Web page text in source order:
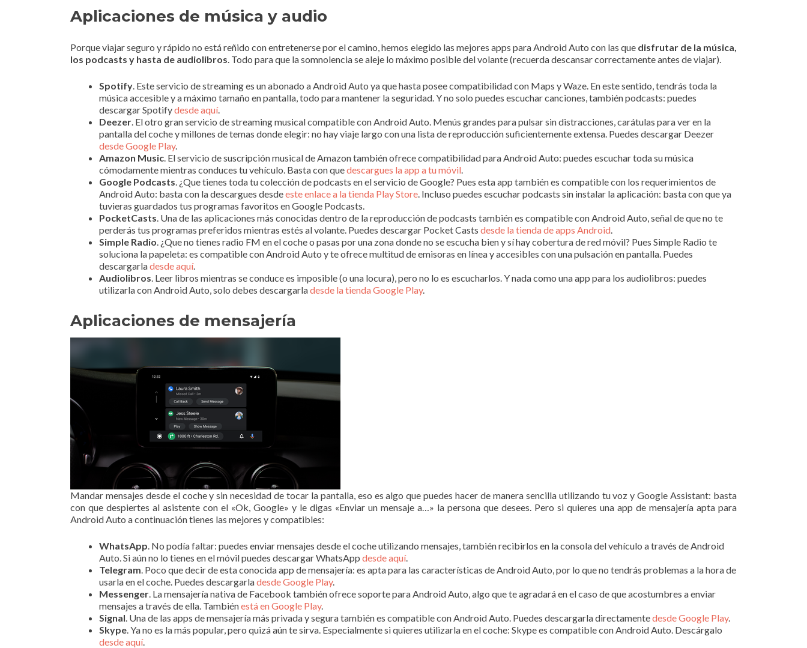
Aplicaciones de música y audio
Porque viajar seguro y rápido no está reñido con entretenerse por el camino, hemos elegido las mejores apps para Android Auto con las que disfrutar de la música,
los podcasts y hasta de audiolibros. Todo para que la somnolencia se aleje lo máximo posible del volante (recuerda descansar correctamente antes de viajar).
Spotify. Este servicio de streaming es un abonado a Android Auto ya que hasta posee compatibilidad con Maps y Waze. En este sentido, tendrás toda la
música accesible y a máximo tamaño en pantalla, todo para mantener la seguridad. Y no solo puedes escuchar canciones, también podcasts: puedes
descargar Spotifydesde aquí.
Deezer. El otro gran servicio de streaming musical compatible con Android Auto. Menús grandes para pulsar sin distracciones, carátulas para ver en la
pantalla del coche y millones de temas donde elegir: no hay viaje largo con una lista de reproducción suficientemente extensa. Puedes descargar Deezer
desde Google Play.
Amazon Music. El servicio de suscripción musical de Amazon también ofrece compatibilidad para Android Auto: puedes escuchar toda su música
cómodamente mientras conduces tu vehículo. Basta con quedescargues la app a tu móvil.
Google Podcasts. ¿Que tienes toda tu colección de podcasts en el servicio de Google? Pues esta app también es compatible con los requerimientos de
Android Auto: basta con la descargues desdeeste enlace a la tienda Play Store. Incluso puedes escuchar podcasts sin instalar la aplicación: basta con que ya
tuvieras guardados tus programas favoritos en Google Podcasts.
PocketCasts. Una de las aplicaciones más conocidas dentro de la reproducción de podcasts también es compatible con Android Auto, señal de que no te
perderás tus programas preferidos mientras estés al volante. Puedes descargar Pocket Casts desde la tienda de apps Android.
Simple Radio. ¿Que no tienes radio FM en el coche o pasas por una zona donde no se escucha bien y sí hay cobertura de red móvil? Pues Simple Radio te
soluciona la papeleta: es compatible con Android Auto y te ofrece multitud de emisoras en línea y accesibles con una pulsación en pantalla. Puedes
descargarladesde aquí.
Audiolibros. Leer libros mientras se conduce es imposible (o una locura), pero no lo es escucharlos. Y nada como una app para los audiolibros: puedes
utilizarla con Android Auto, solo debes descargarladesde la tienda Google Play.
Aplicaciones de mensajería
Mandar mensajes desde el coche y sin necesidad de tocar la pantalla, eso es algo que puedes hacer de manera sencilla utilizando tu voz y Google Assistant: basta
con que despiertes al asistente con el «Ok, Google» y le digas «Enviar un mensaje a…» la persona que desees. Pero si quieres una app de mensajería apta para
Android Auto a continuación tienes las mejores y compatibles:
WhatsApp. No podía faltar: puedes enviar mensajes desde el coche utilizando mensajes, también recibirlos en la consola del vehículo a través de Android
Auto. Si aún no lo tienes en el móvil puedes descargar WhatsApp desde aquí.
Telegram. Poco que decir de esta conocida app de mensajería: es apta para las características de Android Auto, por lo que no tendrás problemas a la hora de
usarla en el coche. Puedes descargarladesde Google Play.
Messenger. La mensajería nativa de Facebook también ofrece soporte para Android Auto, algo que te agradará en el caso de que acostumbres a enviar
mensajes a través de ella. Tambiénestá en Google Play.
Signal. Una de las apps de mensajería más privada y segura también es compatible con Android Auto. Puedes descargarla directamentedesde Google Play.
Skype. Ya no es la más popular, pero quizá aún te sirva. Especialmente si quieres utilizarla en el coche: Skype es compatible con Android Auto. Descárgalo
desde aquí.